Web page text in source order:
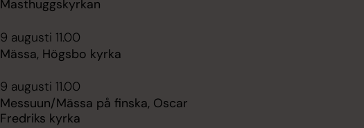
Masthuggskyrkan
9 augusti 11.00
Mässa, Högsbo kyrka
9 augusti 11.00
Messuun/Mässa på finska, Oscar
Fredriks kyrka